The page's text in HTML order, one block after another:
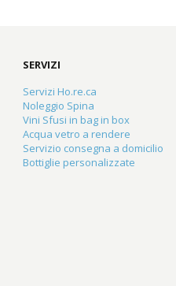
SERVIZI
Servizi Ho.re.ca
Noleggio Spina
Vini Sfusi in bag in box
Acqua vetro a rendere
Servizio consegna a domicilio
Bottiglie personalizzate